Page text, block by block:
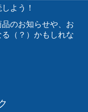
よう！
のお知らせや、お
（？）かもしれな